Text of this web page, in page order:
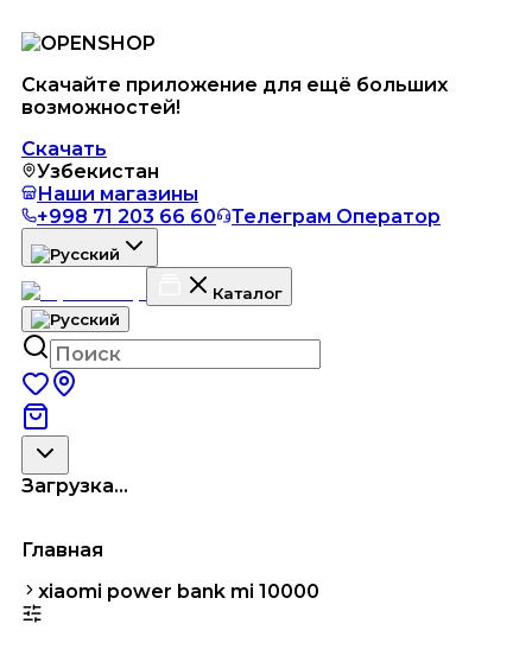
Скачайте приложение для ещё больших
возможностей!
Скачать
Узбекистан
Наши магазины
+998 71 203 66 60
Телеграм Оператор
Каталог
Загрузка...
Главная
xiaomi power bank mi 10000